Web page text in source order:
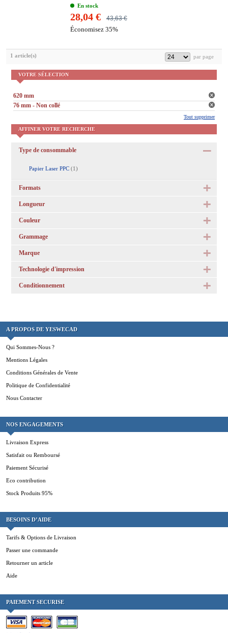
VOTRE SÉLECTION
620 mm
76 mm - Non collé
Tout supprimer
AFFINER VOTRE RECHERCHE
Type de consommable
Papier Laser PPC (1)
Formats
Longueur
Couleur
Grammage
Marque
Technologie d'impression
Conditionnement
En stock
43,63 €
28,04 €
Économisez 35%
1 article(s)
A PROPOS DE YESWECAD
Qui Sommes-Nous ?
Mentions Légales
Conditions Générales de Vente
Politique de Confidentialité
Nous Contacter
NOS ENGAGEMENTS
Livraison Express
Satisfait ou Remboursé
Paiement Sécurisé
Eco contribution
Stock Produits 95%
BESOINS D’AIDE
Tarifs & Options de Livraison
Passer une commande
Retourner un article
Aide
PAIEMENT SECURISE